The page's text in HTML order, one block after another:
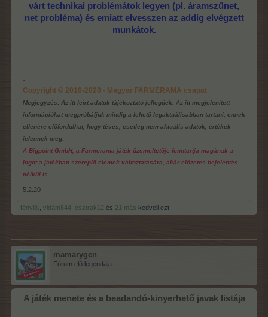
várt technikai problémátok legyen (pl. áramszünet,
net probléma) és emiatt elvesszen az addig elvégzett
munkátok.
.
Copyright © 2010-2020 - Magyar FARMERAMA csapat
Megjegyzés: Az itt leírt adatok tájékoztató jellegűek. Az itt megjelenített
információkat megpróbáljuk mindig a lehető legaktuálisabban tartani, ennek
ellenére előfordulhat, hogy téves, esetleg nem aktuális adatok, értékek
jelennek meg.
A Bigpoint GmbH, a Farmerama játék üzemeltetője fenntartja magának a
jogot a játékban szereplő elemek változtatására, akár előzetes bejelentés
nélkül is.
5.2.20
fénylő. vidám844 osztrak12 és 21 más kedveli ezt.
mamarygen
Fórum elő legendája
A játék menete és a beadandó-kinyerhető javak listája